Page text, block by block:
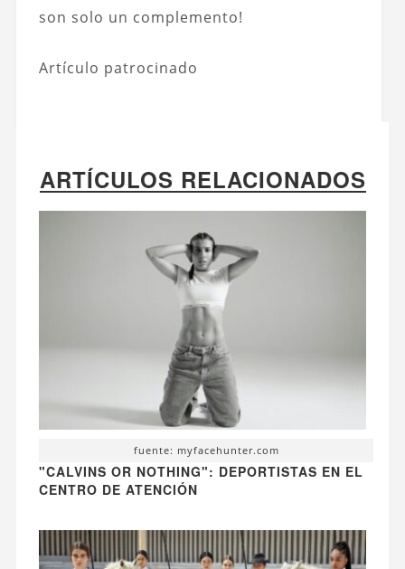
son solo un complemento!
Artículo patrocinado
ARTÍCULOS RELACIONADOS
fuente: myfacehunter.com
"CALVINS OR NOTHING": DEPORTISTAS EN EL
CENTRO DE ATENCIÓN